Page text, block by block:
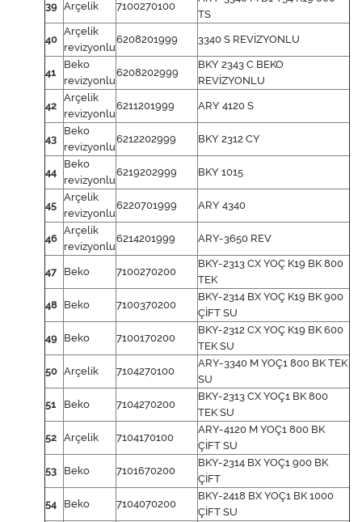
39 Arçelik 7100270100
TS
40
Arçelik
revizyonlu
6208201999 3340 S REVİZYONLU
41
Beko
revizyonlu
6208202999
BKY 2343 C BEKO
REVİZYONLU
42
Arçelik
revizyonlu
6211201999 ARY 4120 S
43
Beko
revizyonlu
6212202999 BKY 2312 CY
44
Beko
revizyonlu
6219202999 BKY 1015
45
Arçelik
revizyonlu
6220701999 ARY 4340
46
Arçelik
revizyonlu
6214201999 ARY-3650 REV
47 Beko 7100270200
BKY-2313 CX YOÇ K19 BK 800
TEK
48 Beko 7100370200
BKY-2314 BX YOÇ K19 BK 900
ÇİFT SU
49 Beko 7100170200
BKY-2312 CX YOÇ K19 BK 600
TEK SU
50 Arçelik 7104270100
ARY-3340 M YOÇ1 800 BK TEK
SU
51 Beko 7104270200
BKY-2313 CX YOÇ1 BK 800
TEK SU
52 Arçelik 7104170100
ARY-4120 M YOÇ1 800 BK
ÇİFT SU
53 Beko 7101670200
BKY-2314 BX YOÇ1 900 BK
ÇİFT
54 Beko 7104070200
BKY-2418 BX YOÇ1 BK 1000
ÇİFT SU